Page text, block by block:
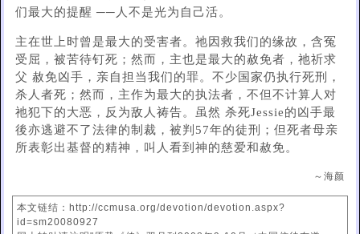
们最大的提醒 ──人不是光为自己活。
主在世上时曾是最大的受害者。祂因救我们的缘故，含冤
受屈，被苦待钉死；然而，主也是最大的赦免者，祂祈求
父 赦免凶手，亲自担当我们的罪。不少国家仍执行死刑，
杀人者死；然而，主作为最大的执法者，不但不计算人对
祂犯下的大恶，反为敌人祷告。虽然 杀死Jessie的凶手最
後亦逃避不了法律的制裁，被判57年的徒刑；但死者母亲
所表彰出基督的精神，叫人看到神的慈爱和赦免。
～海颜
本文链结：http://ccmusa.org/devotion/devotion.aspx?
id=sm20080927